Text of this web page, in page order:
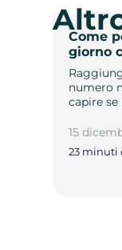
Come
giorno
numero
capire
15
23 minuti